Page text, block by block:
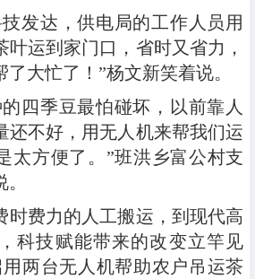
达，供电局的工作人员用
叶运到家门口，省时又省力，
大忙了！”杨文新笑着说。
季豆最怕碰坏，以前靠人
还不好，用无人机来帮我们运
太方便了。”班洪乡富公村支
费力的人工搬运，到现代高
科技赋能带来的改变立竿见
两台无人机帮助农户吊运茶